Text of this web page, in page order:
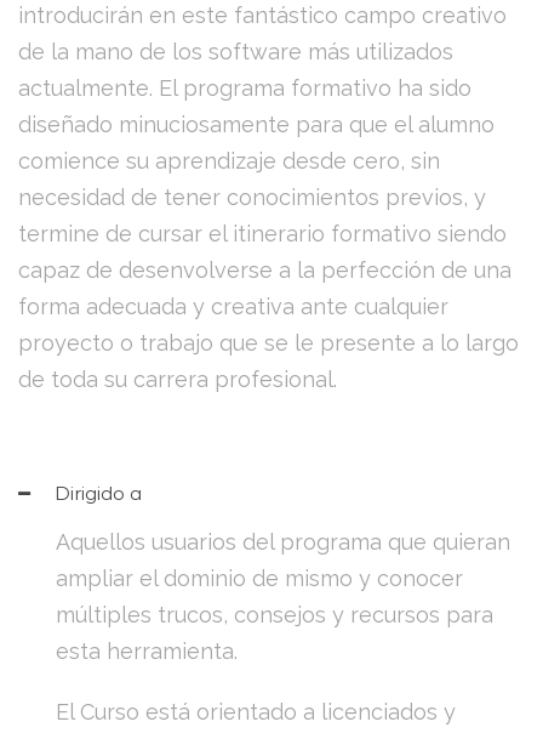
introducirán en este fantástico campo creativo
de la mano de los software más utilizados
actualmente. El programa formativo ha sido
diseñado minuciosamente para que el alumno
comience su aprendizaje desde cero, sin
necesidad de tener conocimientos previos, y
termine de cursar el itinerario formativo siendo
capaz de desenvolverse a la perfección de una
forma adecuada y creativa ante cualquier
proyecto o trabajo que se le presente a lo largo
de toda su carrera profesional.
Dirigido a
Aquellos usuarios del programa que quieran
ampliar el dominio de mismo y conocer
múltiples trucos, consejos y recursos para
esta herramienta.
El Curso está orientado a licenciados y